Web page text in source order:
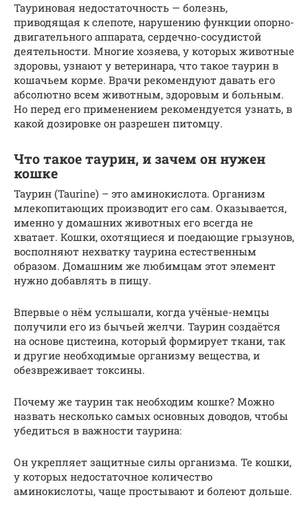
Тауриновая недостаточность — болезнь,
приводящая к слепоте, нарушению функции опорно-
двигательного аппарата, сердечно-сосудистой
деятельности. Многие хозяева, у которых животные
здоровы, узнают у ветеринара, что такое таурин в
кошачьем корме. Врачи рекомендуют давать его
абсолютно всем животным, здоровым и больным.
Но перед его применением рекомендуется узнать, в
какой дозировке он разрешен питомцу.
Что такое таурин, и зачем он нужен
кошке
Таурин (Taurine) – это аминокислота. Организм
млекопитающих производит его сам. Оказывается,
именно у домашних животных его всегда не
хватает. Кошки, охотящиеся и поедающие грызунов,
восполняют нехватку таурина естественным
образом. Домашним же любимцам этот элемент
нужно добавлять в пищу.
Впервые о нём услышали, когда учёные-немцы
получили его из бычьей желчи. Таурин создаётся
на основе цистеина, который формирует ткани, так
и другие необходимые организму вещества, и
обезвреживает токсины.
Почему же таурин так необходим кошке? Можно
назвать несколько самых основных доводов, чтобы
убедиться в важности таурина:
Он укрепляет защитные силы организма. Те кошки,
у которых недостаточное количество
аминокислоты, чаще простывают и болеют дольше.